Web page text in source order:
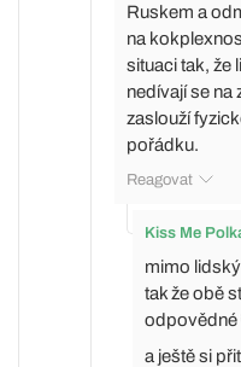
Ruskem a
na
situaci tak, že
nedívají se na
zaslouží
pořádku.
Reagovat
Kiss Me
mimo
tak že obě
odpovědné
a ještě si